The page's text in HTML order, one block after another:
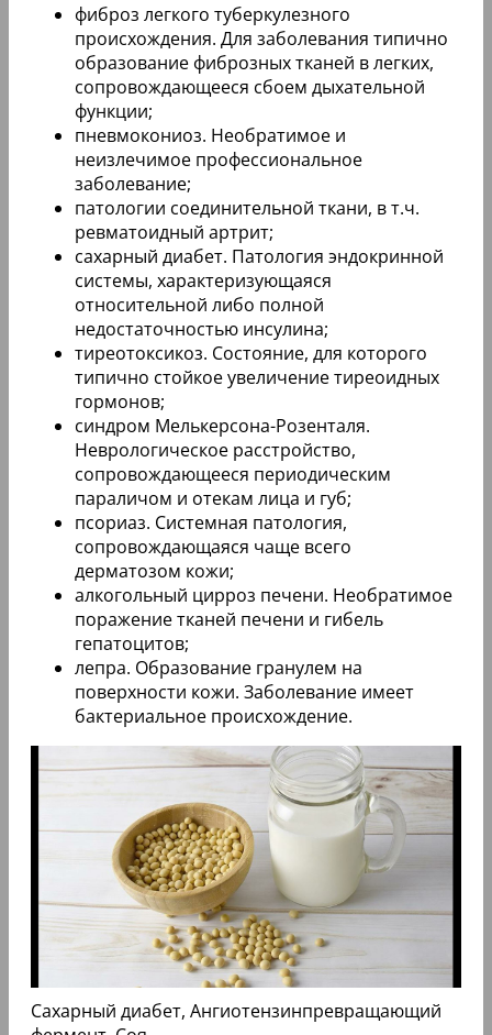
фиброз легкого туберкулезного
происхождения. Для заболевания типично
образование фиброзных тканей в легких,
сопровождающееся сбоем дыхательной
функции;
пневмокониоз. Необратимое и
неизлечимое профессиональное
заболевание;
патологии соединительной ткани, в т.ч.
ревматоидный артрит;
сахарный диабет. Патология эндокринной
системы, характеризующаяся
относительной либо полной
недостаточностью инсулина;
тиреотоксикоз. Состояние, для которого
типично стойкое увеличение тиреоидных
гормонов;
синдром Мелькерсона-Розенталя.
Неврологическое расстройство,
сопровождающееся периодическим
параличом и отекам лица и губ;
псориаз. Системная патология,
сопровождающаяся чаще всего
дерматозом кожи;
алкогольный цирроз печени. Необратимое
поражение тканей печени и гибель
гепатоцитов;
лепра. Образование гранулем на
поверхности кожи. Заболевание имеет
бактериальное происхождение.
Сахарный диабет, Ангиотензинпревращающий